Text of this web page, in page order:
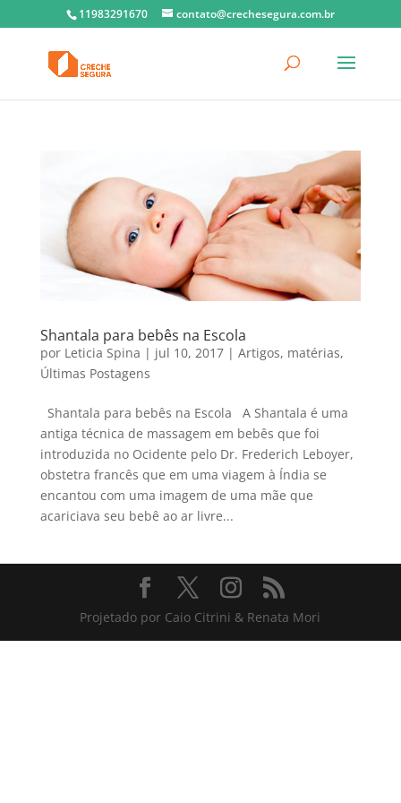
11983291670 contato@crechesegura.com.br
Shantala para bebês na Escola
por Leticia Spina | jul 10, 2017| Artigos, matérias,
Últimas Postagens
Shantala para bebês na Escola A Shantala é uma
antiga técnica de massagem em bebês que foi
introduzida no Ocidente pelo Dr. Frederich Leboyer,
obstetra francês que em uma viagem à Índia se
encantou com uma imagem de uma mãe que
acariciava seu bebê ao ar livre...
Projetado por Caio Citrini & Renata Mori